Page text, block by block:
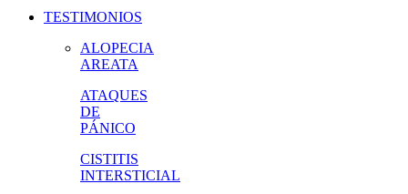
TESTIMONIOS
ALOPECIA
AREATA
ATAQUES
DE
PÁNICO
CISTITIS
INTERSTICIAL